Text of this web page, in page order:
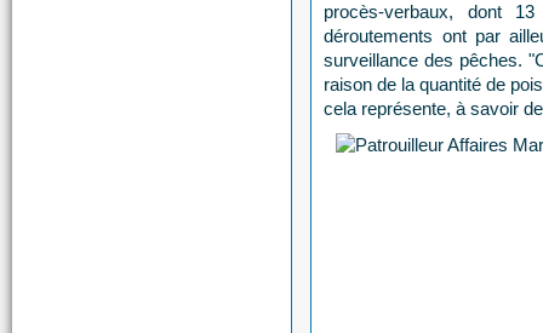
procès-verbaux, dont
déroutements ont par
surveillance des pêches.
raison de la quantité de
cela représente, à savoir